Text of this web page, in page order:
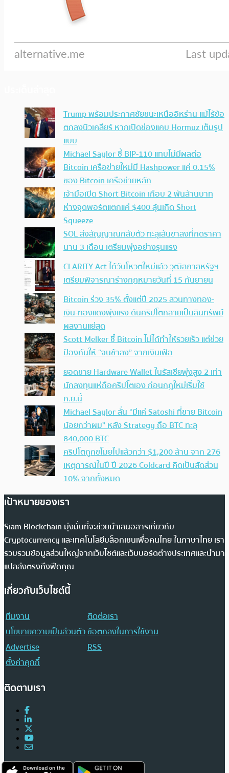
Trump พร้อมประกาศชัยชนะเหนืออิหร่าน แม้ไร้ข้อ
ตกลงนิวเคลียร์ หากเปิดช่องแคบ Hormuz เต็มรูป
แบบ
Michael Saylor ชี้ BIP-110 แทบไม่มีผลต่อ
Bitcoin เครือข่ายใหม่มี Hashpower แค่ 0.15%
ของ Bitcoin เครือข่ายหลัก
เจ้ามือเปิด Short Bitcoin เกือบ 2 พันล้านบาท
ห่างจุดพอร์ตแตกแค่ $400 ลุ้นเกิด Short
Squeeze
SOL ส่งสัญญาณกลับตัว ทะลุเส้นขาลงที่กดราคา
นาน 3 เดือน เตรียมพุ่งอย่างรุนแรง
CLARITY Act ได้วันโหวตใหม่แล้ว วุฒิสภาสหรัฐฯ
เตรียมพิจารณาร่างกฎหมายวันที่ 15 กันยายน
Bitcoin ร่วง 35% ตั้งแต่ปี 2025 สวนทางทอง-
เงิน-ทองแดงพุ่งแรง ดันคริปโตกลายเป็นสินทรัพย์
ผลงานแย่สุด
Scott Melker ชี้ Bitcoin ไม่ได้ทำให้รวยเร็ว แต่ช่วย
ป้องกันให้ “จนช้าลง” จากเงินเฟ้อ
ยอดขาย Hardware Wallet ในรัสเซียพุ่งสูง 2 เท่า
นักลงทุนแห่ถือคริปโตเอง ก่อนกฎใหม่เริ่มใช้
ก.ย.นี้
Michael Saylor ลั่น “มีแค่ Satoshi ที่ขาย Bitcoin
น้อยกว่าผม” หลัง Strategy ถือ BTC ทะลุ
840,000 BTC
คริปโตถูกขโมยไปแล้วกว่า $1,200 ล้าน จาก 276
เหตุการณ์ในปี ปี 2026 Coldcard คิดเป็นสัดส่วน
10% จากทั้งหมด
เป้าหมายของเรา
Siam Blockchain มุ่งมั่นที่จะช่วยนำเสนอสารเกี่ยวกับ
Cryptocurrency และเทคโนโลยีบล็อกเชนเพื่อคนไทย ในภาษาไทย เรา
รวบรวมข้อมูลส่วนใหญ่จากเว็บไซต์และเว็บบอร์ดต่างประเทศและนำมา
แปลส่งตรงถึงฟีดคุณ
เกี่ยวกับเว็บไซต์นี้
ทีมงาน
ติดต่อเรา
นโยบายความเป็นส่วนตัวข้อตกลงในการใช้งาน
Advertise
RSS
ตั้งค่าคุกกี้
ติดตามเรา